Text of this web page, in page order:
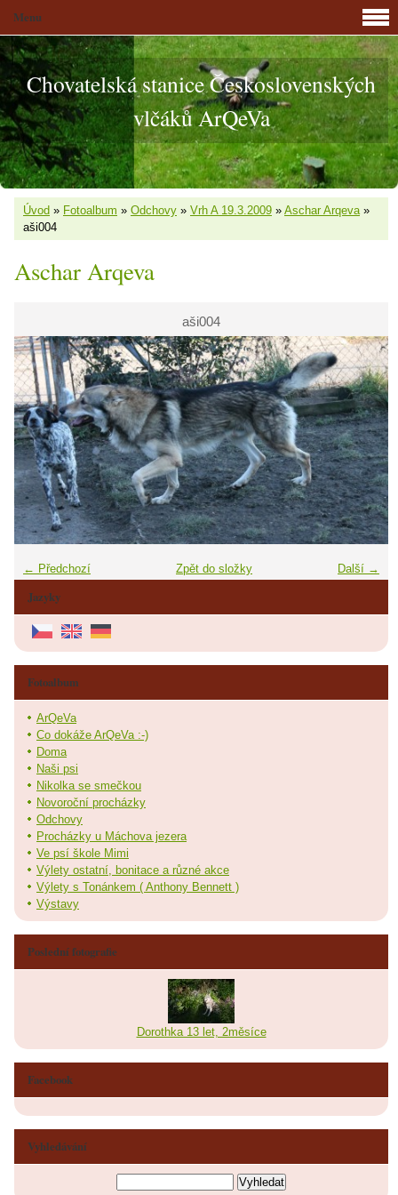
Chovatelská stanice Československých
vlčáků ArQeVa
Úvod » Fotoalbum » Odchovy » Vrh A 19.3.2009 » Aschar Arqeva»
aši004
Aschar Arqeva
aši004
← Předchozí Další →
Zpět do složky
Jazyky
Menu
Fotoalbum
ArQeVa
Co dokáže ArQeVa :-)
Doma
Naši psi
Nikolka se smečkou
Novoroční procházky
Odchovy
Procházky u Máchova jezera
Ve psí škole Mimi
Výlety ostatní, bonitace a různé akce
Výlety s Tonánkem ( Anthony Bennett )
Výstavy
Poslední fotografie
Dorothka 13 let, 2měsíce
Facebook
Vyhledávání